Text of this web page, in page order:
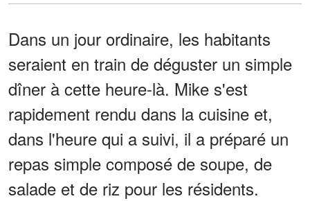
Dans un jour ordinaire, les habitants
seraient en train de déguster un simple
dîner à cette heure-là. Mike s'est
rapidement rendu dans la cuisine et,
dans l'heure qui a suivi, il a préparé un
repas simple composé de soupe, de
salade et de riz pour les résidents.